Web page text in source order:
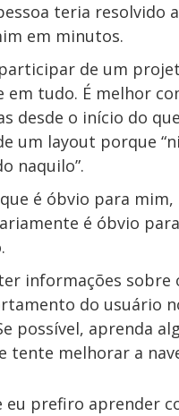
teria resolvido
em minutos.
de um
em tudo. É melhor
desde o início do
um layout porque
naquilo”.
é óbvio para mim,
é óbvio
informações sobre
do usuário
possível, aprenda
tente melhorar a
eu prefiro aprender